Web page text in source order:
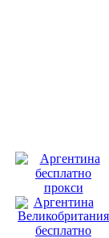
Аргентина